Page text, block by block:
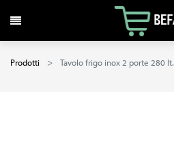
Attiva / disattiva la navigazione
Prodotti Tavolo frigo inox 2 porte 280 lt.